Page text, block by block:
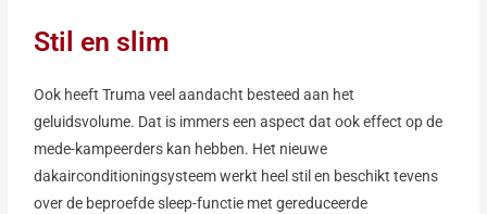
Stil en slim
Ook heeft Truma veel aandacht besteed aan het
geluidsvolume. Dat is immers een aspect dat ook effect op de
mede-kampeerders kan hebben. Het nieuwe
dakairconditioningsysteem werkt heel stil en beschikt tevens
over de beproefde sleep-functie met gereduceerde